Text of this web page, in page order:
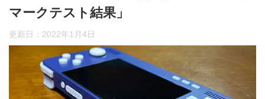
マークテスト結果」
更新日： 2022年1月4日